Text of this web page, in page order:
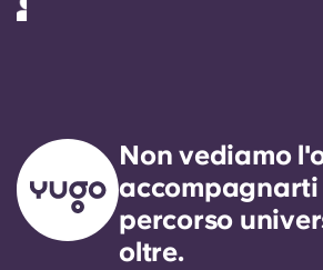
Non vediamo
accompagnarti
percorso
oltre.